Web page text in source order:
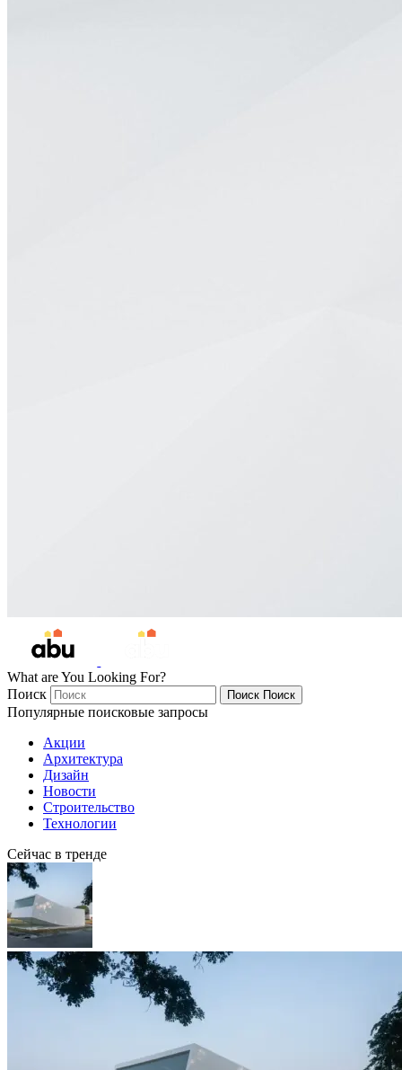
What are You Looking For?
Поиск
Поиск Поиск
Популярные поисковые запросы
Акции
Архитектура
Дизайн
Новости
Строительство
Технологии
Сейчас в тренде